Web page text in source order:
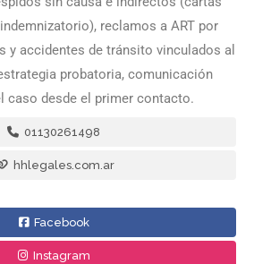
reclamos a ART por
y accidentes de tránsito vinculados al
probatoria, comunicación
caso desde el primer contacto.
01130261498
hhlegales.com.ar
Facebook
Instagram